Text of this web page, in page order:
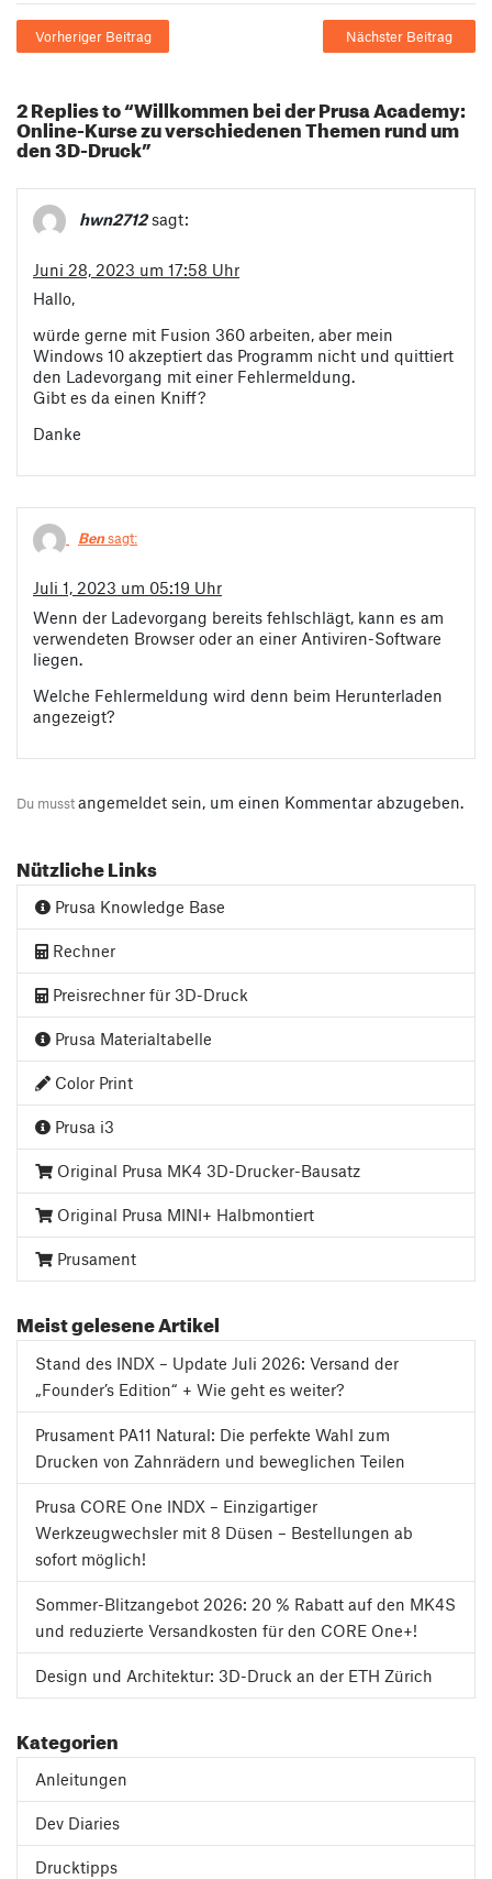
Vorheriger Beitrag Nächster Beitrag
2 Replies to “Willkommen bei der Prusa Academy:
Online-Kurse zu verschiedenen Themen rund um
den 3D-Druck”
hwn2712 sagt:
Juni 28, 2023 um 17:58 Uhr
Hallo,
würde gerne mit Fusion 360 arbeiten, aber mein
Windows 10 akzeptiert das Programm nicht und quittiert
den Ladevorgang mit einer Fehlermeldung.
Gibt es da einen Kniff?
Danke
Bensagt:
Juli 1, 2023 um 05:19 Uhr
Wenn der Ladevorgang bereits fehlschlägt, kann es am
verwendeten Browser oder an einer Antiviren-Software
liegen.
Welche Fehlermeldung wird denn beim Herunterladen
angezeigt?
Du musstangemeldet sein, um einen Kommentar abzugeben.
Nützliche Links
Prusa Knowledge Base
Rechner
Preisrechner für 3D-Druck
Prusa Materialtabelle
Color Print
Prusa i3
Original Prusa MK4 3D-Drucker-Bausatz
Original Prusa MINI+ Halbmontiert
Prusament
Meist gelesene Artikel
Stand des INDX – Update Juli 2026: Versand der
„Founder’s Edition“ + Wie geht es weiter?
Prusament PA11 Natural: Die perfekte Wahl zum
Drucken von Zahnrädern und beweglichen Teilen
Prusa CORE One INDX – Einzigartiger
Werkzeugwechsler mit 8 Düsen – Bestellungen ab
sofort möglich!
Sommer-Blitzangebot 2026: 20 % Rabatt auf den MK4S
und reduzierte Versandkosten für den CORE One+!
Design und Architektur: 3D-Druck an der ETH Zürich
Kategorien
Anleitungen
Dev Diaries
Drucktipps